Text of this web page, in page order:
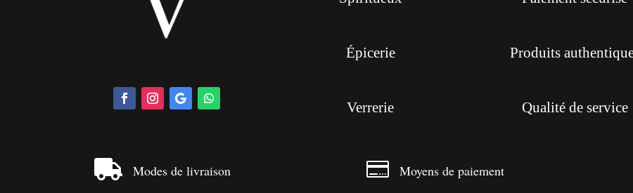
Épicerie
Verrerie
Produits
Qualité de service
 Modes de livraison  Moyens de paiement